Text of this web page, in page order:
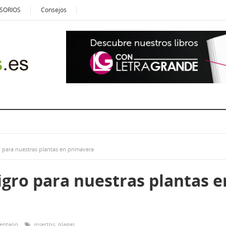
Consejos
para nuestras plantas en primavera
para nuestras plantas
insectos, plagas